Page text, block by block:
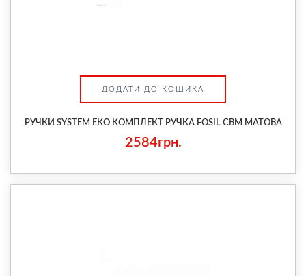
ДОДАТИ ДО КОШИКА
РУЧКИ SYSTEM ЕКО КОМПЛЕКТ РУЧКА FOSIL CBM МАТОВА
2584грн.